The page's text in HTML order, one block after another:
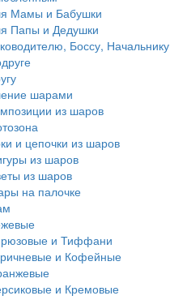
Мамы и Бабушки
Папы и Дедушки
Боссу, Начальнику
шарами
из шаров
и цепочки из шаров
из шаров
из шаров
на палочке
и Тиффани
и Кофейные
и Кремовые